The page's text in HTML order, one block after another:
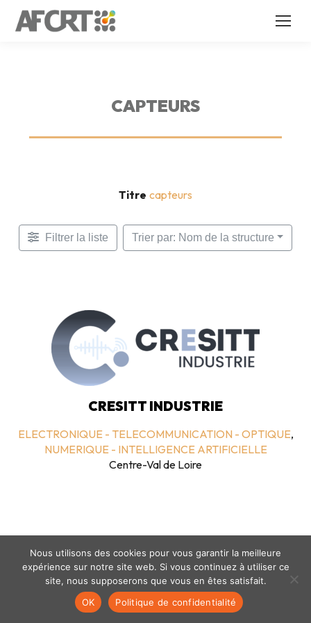
CAPTEURS
Titre capteurs
Filtrer la liste Trier par: Nom de la structure
CRESITT INDUSTRIE
ELECTRONIQUE - TELECOMMUNICATION - OPTIQUE,
NUMERIQUE - INTELLIGENCE ARTIFICIELLE
Centre-Val de Loire
Mentions légales - politique de confidentialité
Nous utilisons des cookies pour vous garantir la meilleure
expérience sur notre site web. Si vous continuez à utiliser ce
site, nous supposerons que vous en êtes satisfait.
OK
Politique de confidentialité